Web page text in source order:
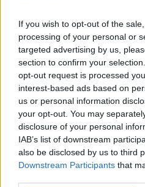
If you wish to opt-out of the
processing of your personal or
targeted advertising by us,
section to confirm your
opt-out request is processed
interest-based ads based on
us or personal information
your opt-out. You may
disclosure of your personal
IAB’s list of downstream
also be disclosed by us to third
Downstream Participants that
PSD cere activarea
de urgență pentru
menținerea centralelor
adresa lui